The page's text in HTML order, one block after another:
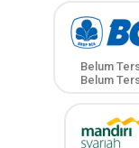
Belum
Belum